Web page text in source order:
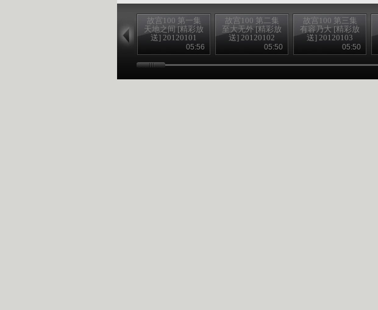
故宫100 第一集
天地之间 [精彩放
送] 20120101
05:56
故宫100 第二集
至大无外 [精彩放
送] 20120102
05:50
故宫100 第三集
有容乃大 [精彩放
送] 20120103
05:50